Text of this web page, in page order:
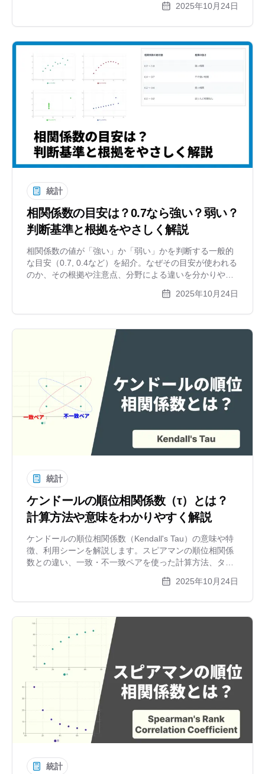
2025年10月24日
統計
相関係数の目安は？0.7なら強い？弱い？
判断基準と根拠をやさしく解説
相関係数の値が「強い」か「弱い」かを判断する一般的
な目安（0.7, 0.4など）を紹介。なぜその目安が使われる
のか、その根拠や注意点、分野による違いを分かりやす
2025年10月24日
統計
ケンドールの順位相関係数（τ）とは？
計算方法や意味をわかりやすく解説
ケンドールの順位相関係数（Kendall's Tau）の意味や特
徴、利用シーンを解説します。スピアマンの順位相関係
数との違い、一致・不一致ペアを使った計算方法、タイ
明。順位データの相関を見る方法を学びましょう。
2025年10月24日
統計